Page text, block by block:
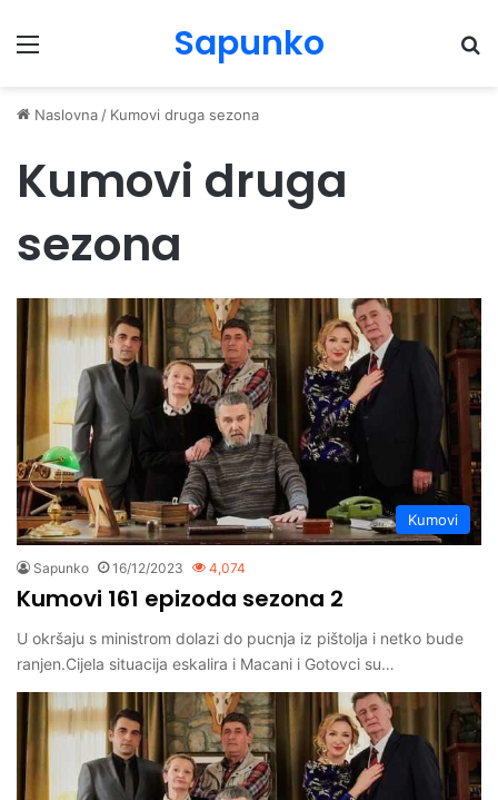
Menu Sapunko
Naslovna / Kumovi druga sezona
Kumovi druga
sezona
Kumovi
Sapunko 16/12/2023 4,074
Kumovi 161 epizoda sezona 2
U okršaju s ministrom dolazi do pucnja iz pištolja i netko bude
ranjen.Cijela situacija eskalira i Macani i Gotovci su…